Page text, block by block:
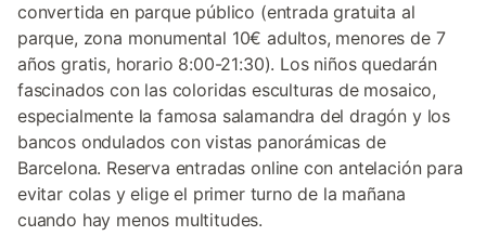
convertida en parque público (entrada gratuita al
parque, zona monumental 10€ adultos, menores de 7
años gratis, horario 8:00-21:30). Los niños quedarán
fascinados con las coloridas esculturas de mosaico,
especialmente la famosa salamandra del dragón y los
bancos ondulados con vistas panorámicas de
Barcelona. Reserva entradas online con antelación para
evitar colas y elige el primer turno de la mañana
cuando hay menos multitudes.